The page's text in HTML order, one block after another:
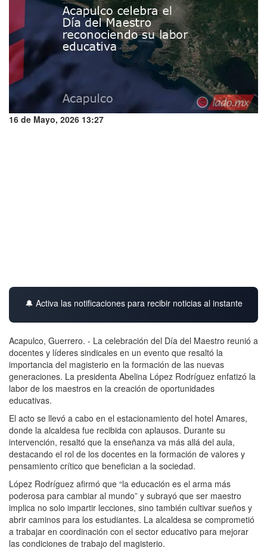
16 de Mayo, 2026 13:27
🔔 Activa las notificaciones para recibir noticias al instante
Acapulco, Guerrero. - La celebración del Día del Maestro reunió a
docentes y líderes sindicales en un evento que resaltó la
importancia del magisterio en la formación de las nuevas
generaciones. La presidenta Abelina López Rodríguez enfatizó la
labor de los maestros en la creación de oportunidades
educativas.
El acto se llevó a cabo en el estacionamiento del hotel Amares,
donde la alcaldesa fue recibida con aplausos. Durante su
intervención, resaltó que la enseñanza va más allá del aula,
destacando el rol de los docentes en la formación de valores y
pensamiento crítico que benefician a la sociedad.
López Rodríguez afirmó que “la educación es el arma más
poderosa para cambiar al mundo” y subrayó que ser maestro
implica no solo impartir lecciones, sino también cultivar sueños y
abrir caminos para los estudiantes. La alcaldesa se comprometió
a trabajar en coordinación con el sector educativo para mejorar
las condiciones de trabajo del magisterio.